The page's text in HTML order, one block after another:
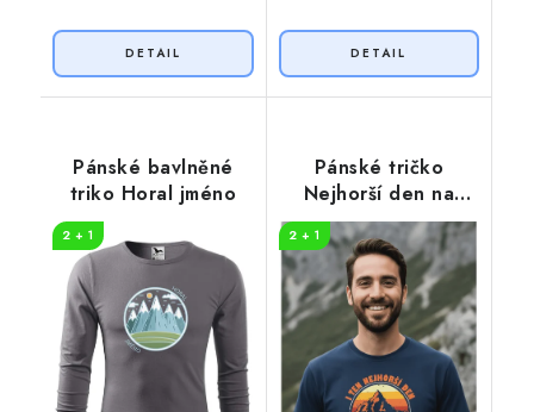
Pánské bavlněné
triko Horal jméno
2 + 1
Pánské tričko
Nejhorší den na
skále
2 + 1